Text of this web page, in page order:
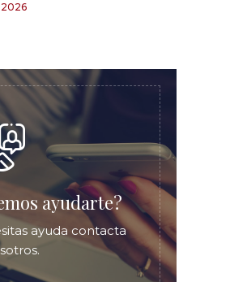
2026
ayudarte?
ayuda contacta